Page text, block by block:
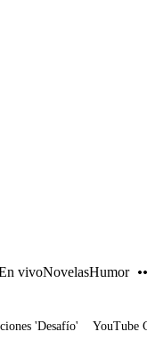
vivoNovelasHumor
'Desafío' YouTube